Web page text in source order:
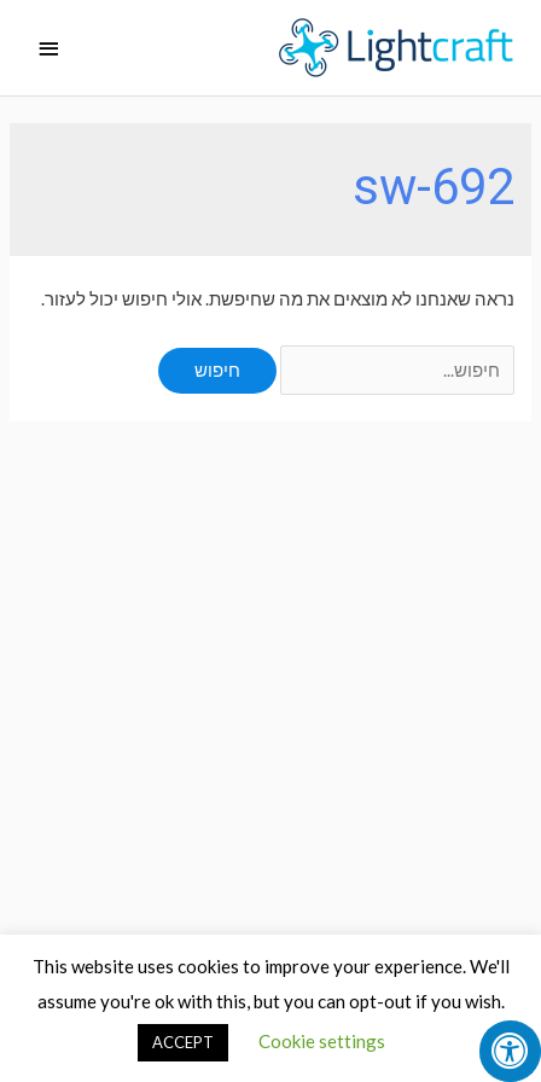
לתוכן
ראשי
sw-692
נראה שאנחנו לא מוצאים את מה שחיפשת. אולי חיפוש יכול לעזור.
for:
This website uses cookies to improve your experience. We'll
assume you're ok with this, but you can opt-out if you wish.
Cookie settings
ACCEPT